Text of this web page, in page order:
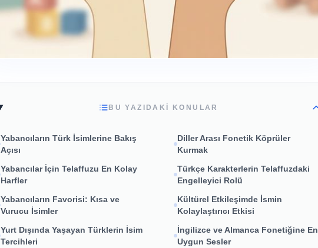
BU YAZIDAKİ KONULAR
Yabancıların Türk İsimlerine Bakış
Açısı
Diller Arası Fonetik Köprüler
Kurmak
Yabancılar İçin Telaffuzu En Kolay
Harfler
Türkçe Karakterlerin Telaffuzdaki
Engelleyici Rolü
Yabancıların Favorisi: Kısa ve
Vurucu İsimler
Kültürel Etkileşimde İsmin
Kolaylaştırıcı Etkisi
Yurt Dışında Yaşayan Türklerin İsim
Tercihleri
İngilizce ve Almanca Fonetiğine En
Uygun Sesler